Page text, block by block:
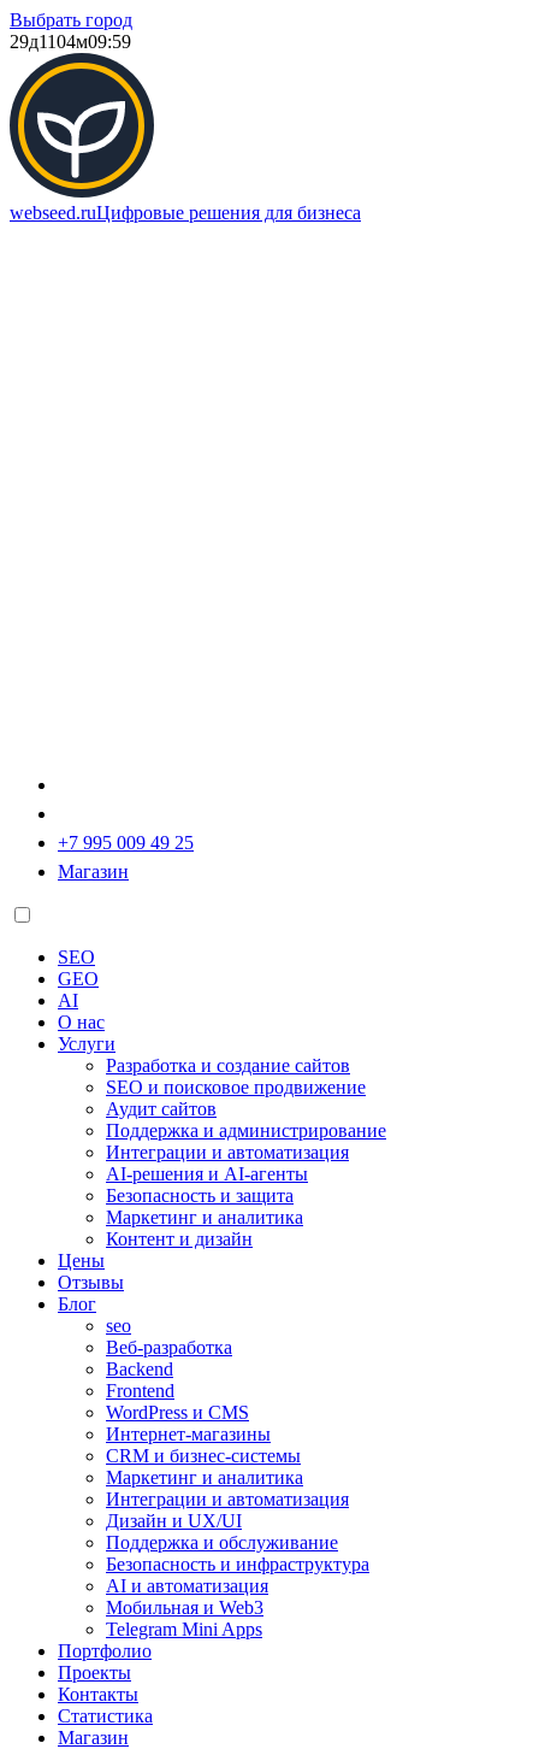
Выбрать город
29д1104м09:59
webseed.ruЦифровые решения для бизнеса
+7 995 009 49 25
Магазин
SEO
GEO
AI
О нас
Услуги
Разработка и создание сайтов
SEO и поисковое продвижение
Аудит сайтов
Поддержка и администрирование
Интеграции и автоматизация
AI-решения и AI-агенты
Безопасность и защита
Маркетинг и аналитика
Контент и дизайн
Цены
Отзывы
Блог
seo
Веб-разработка
Backend
Frontend
WordPress и CMS
Интернет-магазины
CRM и бизнес-системы
Маркетинг и аналитика
Интеграции и автоматизация
Дизайн и UX/UI
Поддержка и обслуживание
Безопасность и инфраструктура
AI и автоматизация
Мобильная и Web3
Telegram Mini Apps
Портфолио
Проекты
Контакты
Статистика
Магазин